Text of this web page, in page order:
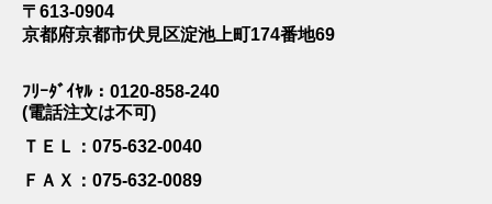
〒613-0904
京都府京都市伏見区淀池上町174番地69
ﾌﾘｰﾀﾞｲﾔﾙ：0120-858-240
(電話注文は不可)
ＴＥＬ：075-632-0040
ＦＡＸ：075-632-0089